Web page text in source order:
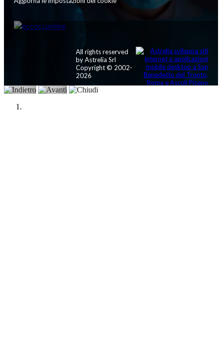
All rights reserved
by Astrelia Srl
Copyright © 2002-
2026